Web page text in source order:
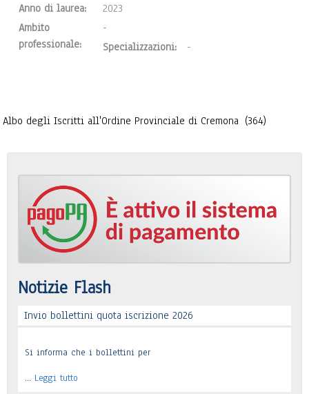
Anno di laurea:
2023
Ambito
professionale:
-
Specializzazioni:
-
Albo degli Iscritti all'Ordine Provinciale di Cremona (364)
Notizie Flash
Invio bollettini quota iscrizione 2026
Si informa che i bollettini per
… Leggi tutto